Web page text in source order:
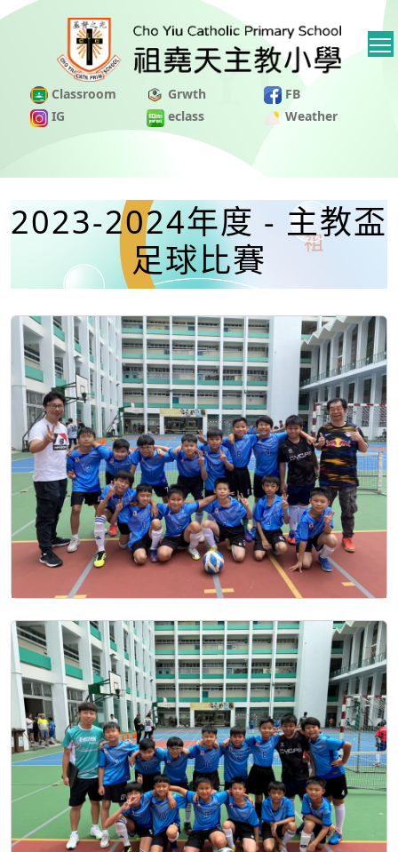
Classroom Grwth
FB
IG
eclass Weather
2023-2024年度 - 主教盃
足球比賽